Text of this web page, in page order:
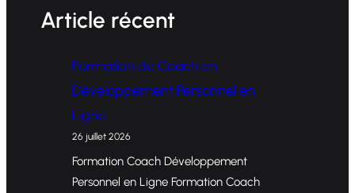
Article récent
Formation de Coach en
Développement Personnel en
Ligne
26 juillet 2026
Formation Coach Développement
Personnel en Ligne Formation Coach